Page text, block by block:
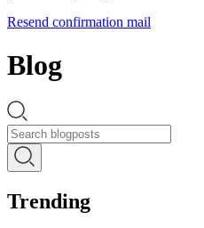
Resend confirmation mail
Blog
Trending